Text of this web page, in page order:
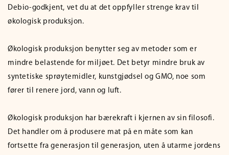
Debio-godkjent, vet du at det oppfyller strenge krav til
økologisk produksjon.
Økologisk produksjon benytter seg av metoder som er
mindre belastende for miljøet. Det betyr mindre bruk av
syntetiske sprøytemidler, kunstgjødsel og GMO, noe som
fører til renere jord, vann og luft.
Økologisk produksjon har bærekraft i kjernen av sin filosofi.
Det handler om å produsere mat på en måte som kan
fortsette fra generasjon til generasjon, uten å utarme jordens